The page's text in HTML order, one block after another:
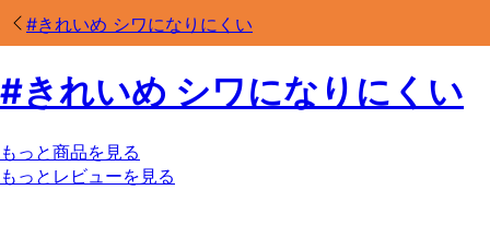
#きれいめ シワになりにくい
#きれいめ シワになりにくい
もっと商品を見る
もっとレビューを見る